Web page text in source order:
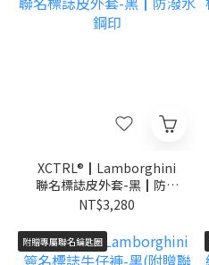
XCTRL®┃Lamborghini
聯名標誌皮外套-黑┃防潑
水 鋼印
NT$3,280
附贈專屬聯名鑰匙圈